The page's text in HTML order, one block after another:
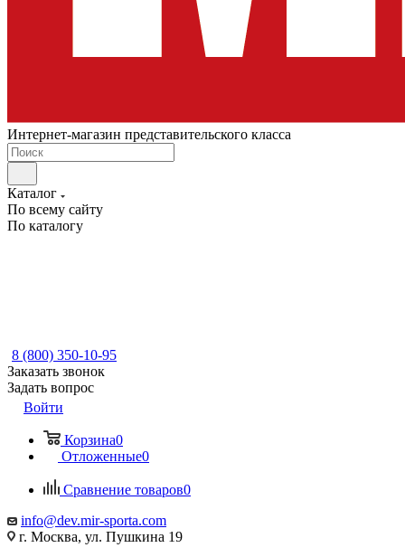
Интернет-магазин представительского класса
Каталог
По всему сайту
По каталогу
8 (800) 350-10-95
Заказать звонок
Задать вопрос
Войти
Корзина0
Отложенные0
Сравнение товаров0
info@dev.mir-sporta.com
г. Москва, ул. Пушкина 19